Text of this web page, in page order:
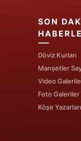
SON
Döviz Kurları
Manşetler
Video
Foto Galeriler
Köşe Yazarları